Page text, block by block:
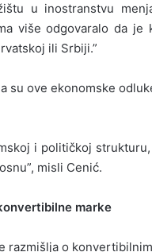
u inostranstvu
više odgovaralo da je
ili Srbiji.”
su ove ekonomske
i političkoj
misli Cenić.
marke
razmišlja o